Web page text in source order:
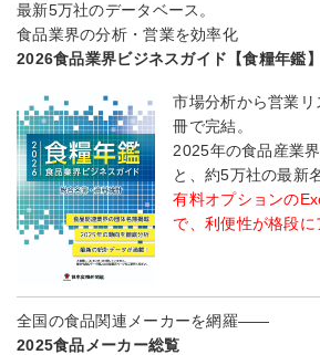
最新5万社のデータベース。
食品業界の分析・営業を効率化
2026食品業界ビジネスガイド【食糧年鑑】
市場分析から営業
冊で完結。
2025年の食品産業
と、約5万社の最新
有料オプションの
で、利便性が格段に
全国の食品関連メーカーを網羅――
2025食品メーカー総覧